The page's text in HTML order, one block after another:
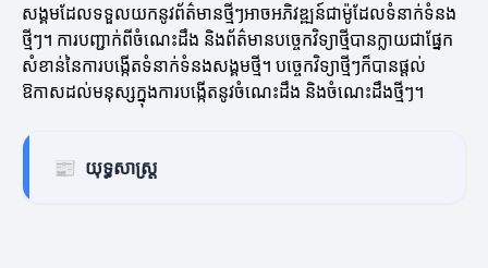
សង្គមដែលទទួលយកនូវព័ត៌មានថ្មីៗអាចអភិវឌ្ឍន៍ជាម៉ូដែលទំនាក់ទំនង
ថ្មីៗ។ ការបញ្ជាក់ពីចំណេះដឹង និងព័ត៌មានបច្ចេកវិទ្យាថ្មីបានក្លាយជាផ្នែក
សំខាន់នៃការបង្កើតទំនាក់ទំនងសង្គមថ្មី។ បច្ចេកវិទ្យាថ្មីៗក៏បានផ្តល់
ឱកាសដល់មនុស្សក្នុងការបង្កើតនូវចំណេះដឹង និងចំណេះដឹងថ្មីៗ។
📰 យុទ្ធសាស្ត្រ